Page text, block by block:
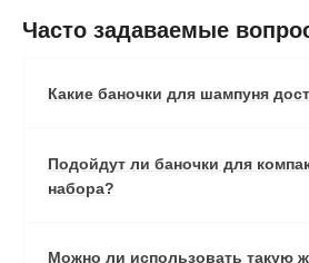
Часто задаваемые
Какие баночки для шампуня
Подойдут ли баночки для
набора?
Можно ли использовать такую